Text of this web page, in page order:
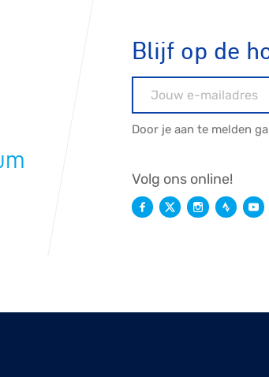
Blijf op de
Door je aan te melden
Volg ons online!